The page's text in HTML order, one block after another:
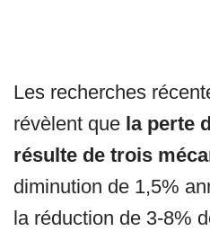
Les recherches
révèlent que la perte
résulte de trois
diminution de 1,5%
la réduction de 3-8%